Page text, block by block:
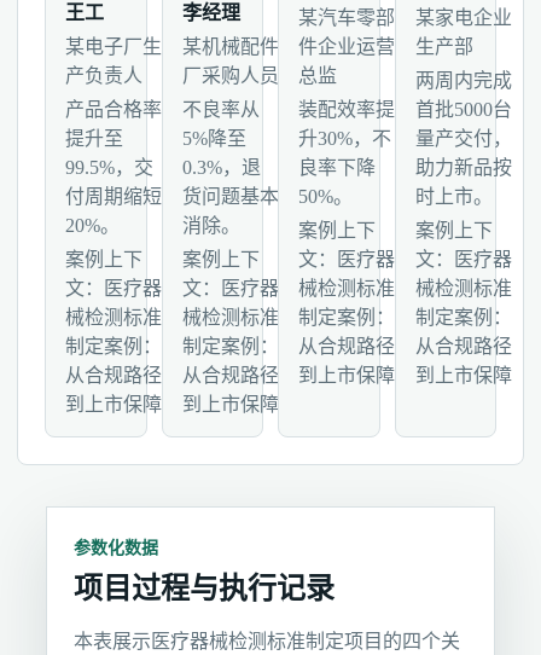
王工
某电子厂生
产负责人
产品合格率
提升至
99.5%，交
付周期缩短
20%。
案例上下
文：医疗器
械检测标准
制定案例：
从合规路径
到上市保障
李经理
某机械配件
厂采购人员
不良率从
5%降至
0.3%，退
货问题基本
消除。
案例上下
文：医疗器
械检测标准
制定案例：
从合规路径
到上市保障
某汽车零部
件企业运营
总监
装配效率提
升30%，不
良率下降
50%。
案例上下
文：医疗器
械检测标准
制定案例：
从合规路径
到上市保障
某家电企业
生产部
两周内完成
首批5000台
量产交付，
助力新品按
时上市。
案例上下
文：医疗器
械检测标准
制定案例：
从合规路径
到上市保障
参数化数据
项目过程与执行记录
本表展示医疗器械检测标准制定项目的四个关